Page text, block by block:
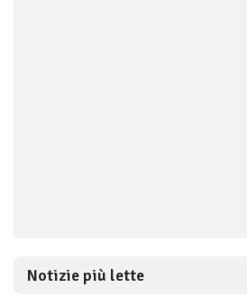
Notizie più lette